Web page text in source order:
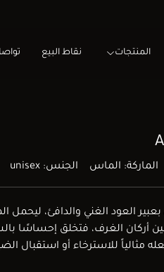
المنتجات نقاط البيع
الماركة: الماس الجنس: unisex
العود الغني والدافئ، ليحمل
أركان الغرف، فتخلق إحساسًا
مثالياً للاسترخاء أو